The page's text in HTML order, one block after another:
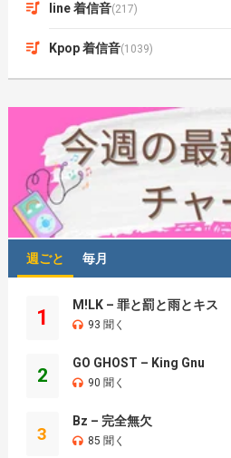
line 着信音(217)
Kpop 着信音(1039)
週ごと 毎月
1
M!LK – 罪と罰と雨とキス
93 聞く
2
GO GHOST – King Gnu
90 聞く
3
Bz – 完全無欠
85 聞く